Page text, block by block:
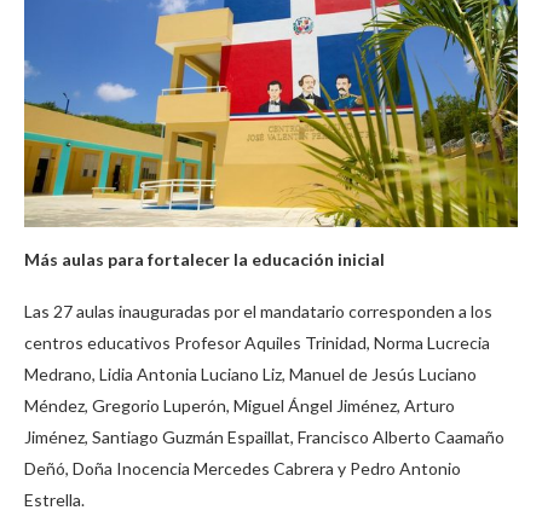
Más aulas para fortalecer la educación inicial
Las 27 aulas inauguradas por el mandatario corresponden a los
centros educativos Profesor Aquiles Trinidad, Norma Lucrecia
Medrano, Lidia Antonia Luciano Liz, Manuel de Jesús Luciano
Méndez, Gregorio Luperón, Miguel Ángel Jiménez, Arturo
Jiménez, Santiago Guzmán Espaillat, Francisco Alberto Caamaño
Deñó, Doña Inocencia Mercedes Cabrera y Pedro Antonio
Estrella.